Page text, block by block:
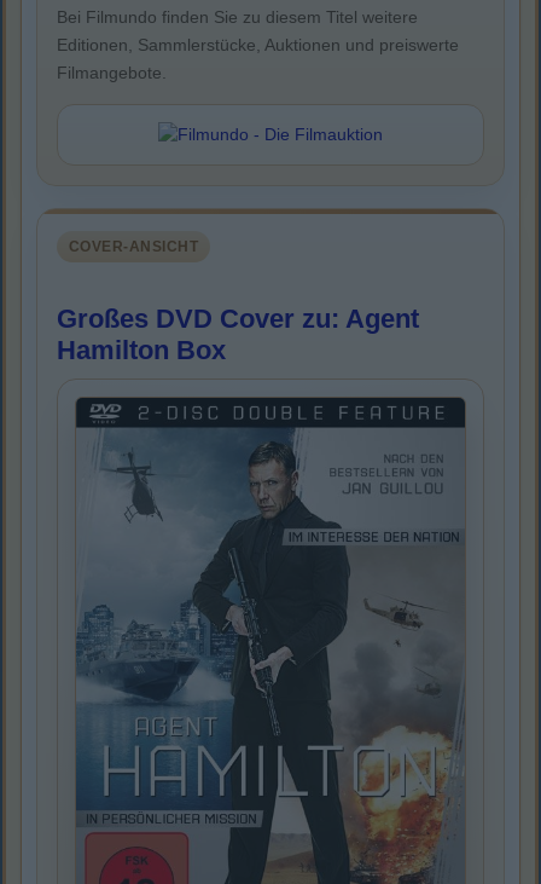
Bei Filmundo finden Sie zu diesem Titel weitere
Editionen, Sammlerstücke, Auktionen und preiswerte
Filmangebote.
COVER-ANSICHT
Großes DVD Cover zu: Agent
Hamilton Box